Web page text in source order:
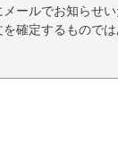
ールでお知らせい
確定するものでは